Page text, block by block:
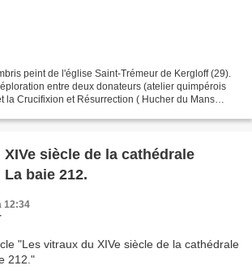
peint de l'église Saint-Trémeur de Kergloff (29).
entre deux donateurs (atelier quimpérois
la Crucifixion et Résurrection ( Hucher du Mans
siècle de la cathédrale
baie 212.
12:34